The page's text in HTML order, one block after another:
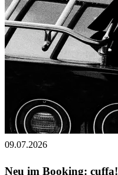
09.07.2026
Neu im Booking: cuffa!